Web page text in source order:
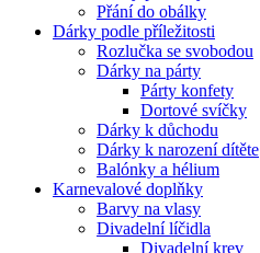
Přání do obálky
Dárky podle příležitosti
Rozlučka se svobodou
Dárky na párty
Párty konfety
Dortové svíčky
Dárky k důchodu
Dárky k narození dítěte
Balónky a hélium
Karnevalové doplňky
Barvy na vlasy
Divadelní líčidla
Divadelní krev